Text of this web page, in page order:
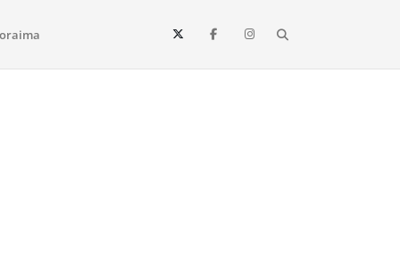
e todo o estado de Roraima. Fique sempre informado